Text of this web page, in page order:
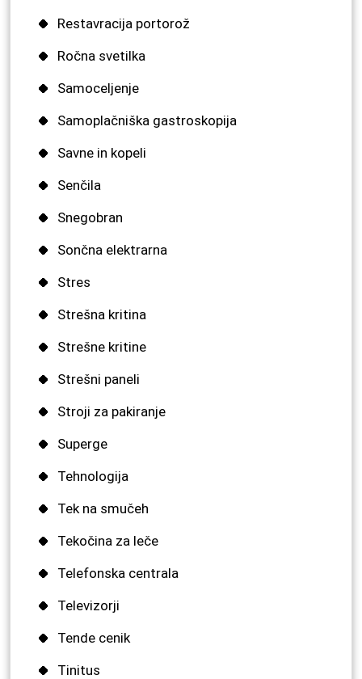
Restavracija portorož
Ročna svetilka
Samoceljenje
Samoplačniška gastroskopija
Savne in kopeli
Senčila
Snegobran
Sončna elektrarna
Stres
Strešna kritina
Strešne kritine
Strešni paneli
Stroji za pakiranje
Superge
Tehnologija
Tek na smučeh
Tekočina za leče
Telefonska centrala
Televizorji
Tende cenik
Tinitus